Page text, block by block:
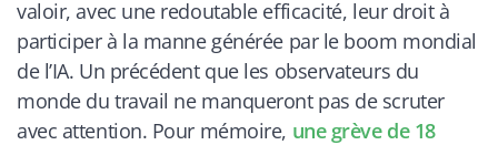
valoir, avec une redoutable efficacité, leur droit à
participer à la manne générée par le boom mondial
de l’IA. Un précédent que les observateurs du
monde du travail ne manqueront pas de scruter
avec attention. Pour mémoire, une grève de 18